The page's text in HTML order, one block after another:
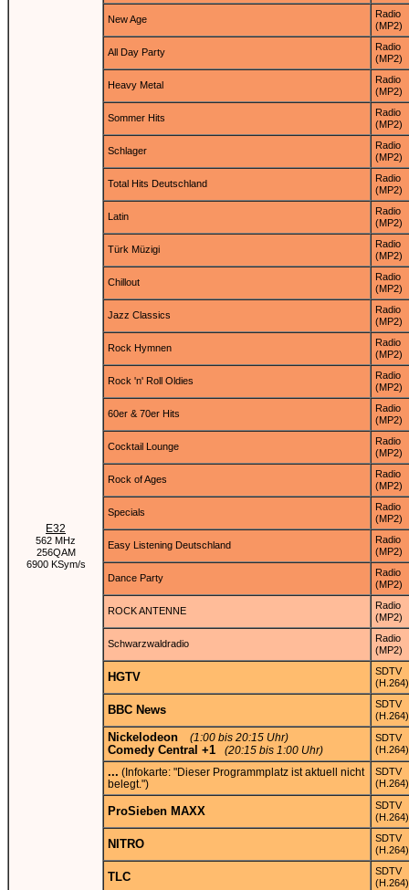
E32
562 MHz
256QAM
6900 KSym/s
New Age
Radio
(MP2)
All Day Party
Radio
(MP2)
Heavy Metal
Radio
(MP2)
Sommer Hits
Radio
(MP2)
Schlager
Radio
(MP2)
Total Hits Deutschland
Radio
(MP2)
Latin
Radio
(MP2)
Türk Müzigi
Radio
(MP2)
Chillout
Radio
(MP2)
Jazz Classics
Radio
(MP2)
Rock Hymnen
Radio
(MP2)
Rock 'n' Roll Oldies
Radio
(MP2)
60er & 70er Hits
Radio
(MP2)
Cocktail Lounge
Radio
(MP2)
Rock of Ages
Radio
(MP2)
Specials
Radio
(MP2)
Easy Listening Deutschland
Radio
(MP2)
Dance Party
Radio
(MP2)
ROCK ANTENNE
Radio
(MP2)
Schwarzwaldradio
Radio
(MP2)
HGTV
SDTV
(H.264)
BBC News
SDTV
(H.264)
Nickelodeon (1:00 bis 20:15 Uhr)
Comedy Central +1 (20:15 bis 1:00 Uhr)
SDTV
(H.264)
... (Infokarte: "Dieser Programmplatz ist aktuell nicht
belegt.")
SDTV
(H.264)
ProSieben MAXX
SDTV
(H.264)
NITRO
SDTV
(H.264)
TLC
SDTV
(H.264)